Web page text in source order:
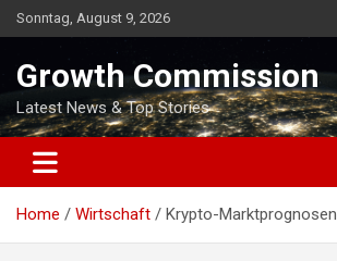
Skip
to
Sonntag, August 9, 2026
Growth Commission
Latest News & Top Stories
Home Wirtschaft Krypto-Marktprognosen